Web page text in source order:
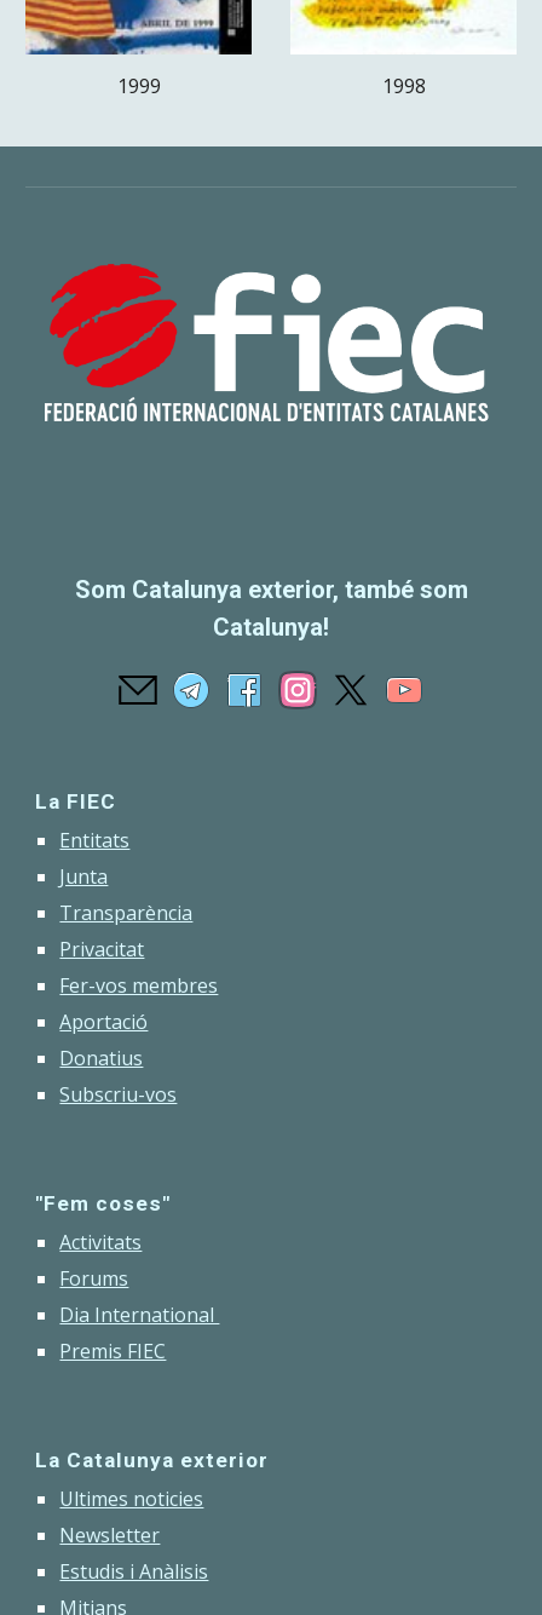
1999 1998
Som Catalunya exterior, també som
Catalunya!
La FIEC
Entitats
Junta
Transparència
Privacitat
Fer-vos membres
Aportació
Donatius
Subscriu-vos
"Fem coses"
Activitats
Forums
Dia International
Premis FIEC
La Catalunya exterior
Ultimes noticies
Newsletter
Estudis i Anàlisis
Mitjans